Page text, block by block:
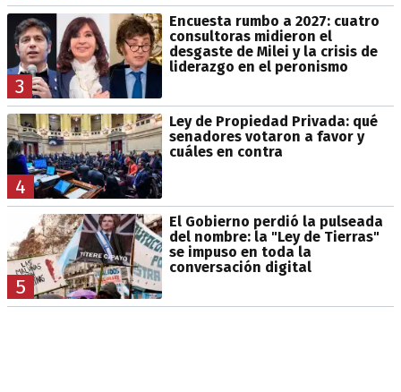
3
Encuesta rumbo a 2027: cuatro
consultoras midieron el
desgaste de Milei y la crisis de
liderazgo en el peronismo
4
Ley de Propiedad Privada: qué
senadores votaron a favor y
cuáles en contra
5
El Gobierno perdió la pulseada
del nombre: la "Ley de Tierras"
se impuso en toda la
conversación digital